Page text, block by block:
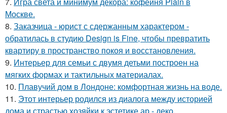
Москве.
8. Заказчица - юрист с сдержанным характером -
обратилась в студию Design is Fine, чтобы превратить
квартиру в пространство покоя и восстановления.
9. Интерьер для семьи с двумя детьми построен на
мягких формах и тактильных материалах.
10. Плавучий дом в Лондоне: комфортная жизнь на воде.
11. Этот интерьер родился из диалога между историей